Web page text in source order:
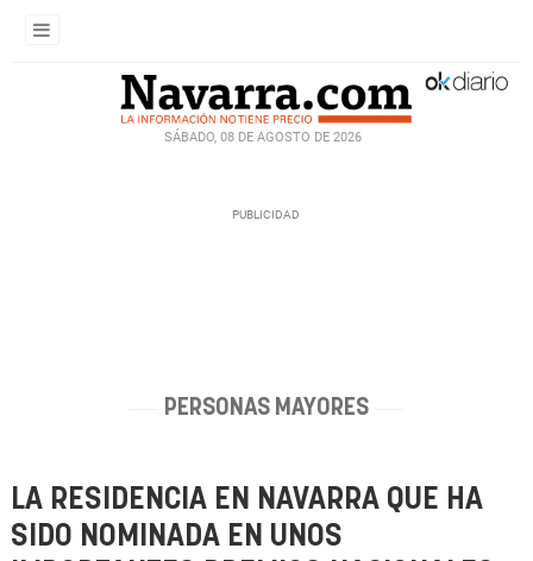
SÁBADO, 08 DE AGOSTO DE 2026
PERSONAS MAYORES
LA RESIDENCIA EN NAVARRA QUE HA
SIDO NOMINADA EN UNOS